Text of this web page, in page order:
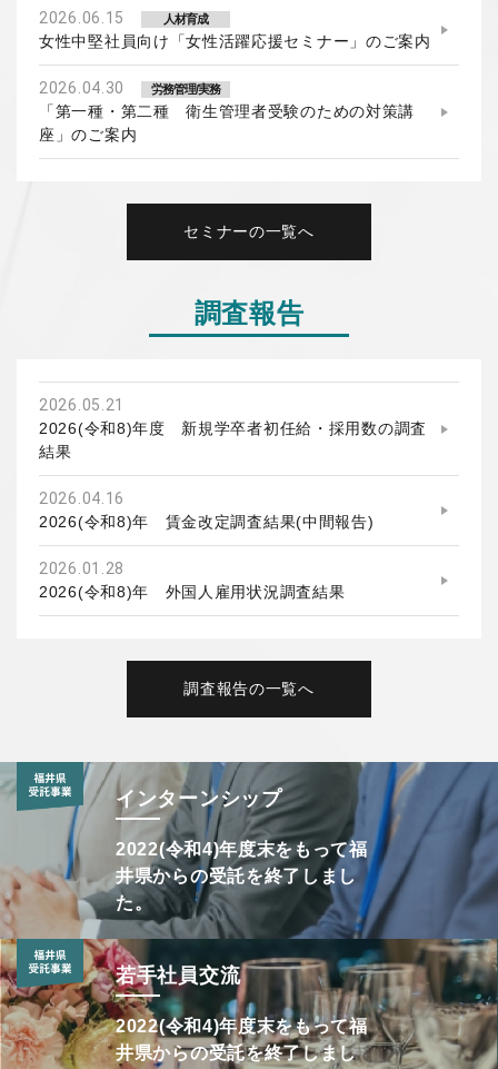
2026.06.15 人材育成
女性中堅社員向け「女性活躍応援セミナー」のご案内
2026.04.30 労務管理/実務
「第一種・第二種 衛生管理者受験のための対策講
座」のご案内
セミナーの一覧へ
調査報告
2026.05.21
2026(令和8)年度 新規学卒者初任給・採用数の調査
結果
2026.04.16
2026(令和8)年 賃金改定調査結果(中間報告)
2026.01.28
2026(令和8)年 外国人雇用状況調査結果
調査報告の一覧へ
インターンシップ
2022(令和4)年度末をもって福
井県からの受託を終了しまし
た。
若手社員交流
2022(令和4)年度末をもって福
井県からの受託を終了しまし